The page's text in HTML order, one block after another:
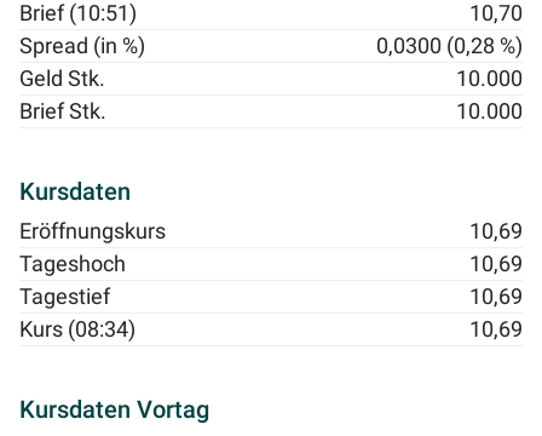
Brief (10:51)
10,70
Spread (in %)
0,0300 (0,28 %)
Geld Stk.
10.000
Brief Stk.
10.000
Kursdaten
Eröffnungskurs
10,69
Tageshoch
10,69
Tagestief
10,69
Kurs (08:34)
10,69
Kursdaten Vortag